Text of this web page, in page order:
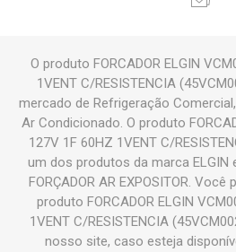
O produto FORCADOR ELGIN
1VENT C/RESISTENCIA
mercado de Refrigeração
Ar Condicionado. O produto
127V 1F 60HZ 1VENT C/
um dos produtos da marca
FORÇADOR AR EXPOSITOR.
produto FORCADOR ELGIN
1VENT C/RESISTENCIA
nosso site, caso esteja